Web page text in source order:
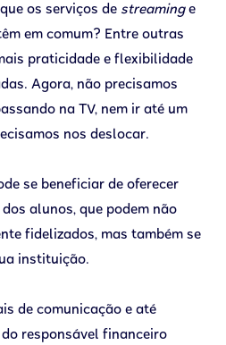
os serviços de streaminge
em comum? Entre outras
praticidade e flexibilidade
Agora, não precisamos
na TV, nem ir até um
nos deslocar.
se beneficiar de oferecer
alunos, que podem não
fidelizados, mas também se
instituição.
de comunicação e até
responsável financeiro